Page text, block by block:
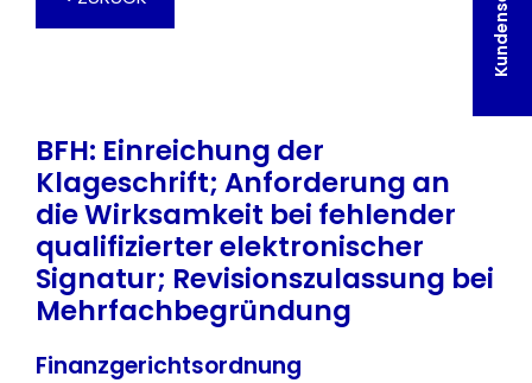
BFH: Einreichung der
Klageschrift; Anforderung an
die Wirksamkeit bei fehlender
qualifizierter elektronischer
Signatur; Revisionszulassung bei
Mehrfachbegründung
Finanzgerichtsordnung